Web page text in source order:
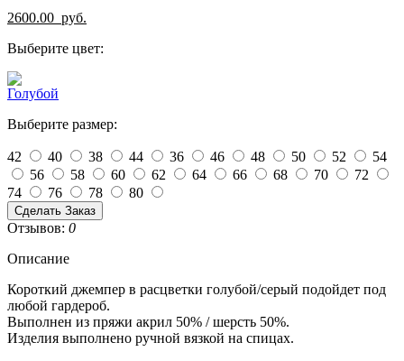
2600.00 руб.
Выберите цвет:
Выберите размер:
42 40 38 44 36 46 48 50 52
54
56
58 60 62 64 66 68 70
72
74
76 78 80
Сделать Заказ
Отзывов: 0
Описание
Короткий джемпер в расцветки голубой/серый подойдет под
любой гардероб.
Выполнен из пряжи акрил 50% / шерсть 50%.
Изделия выполнено ручной вязкой на спицах.